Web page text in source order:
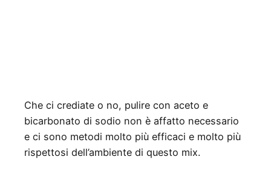
Che ci crediate o no, pulire con aceto e
bicarbonato di sodio non è affatto necessario
e ci sono metodi molto più efficaci e molto più
rispettosi dell’ambiente di questo mix.